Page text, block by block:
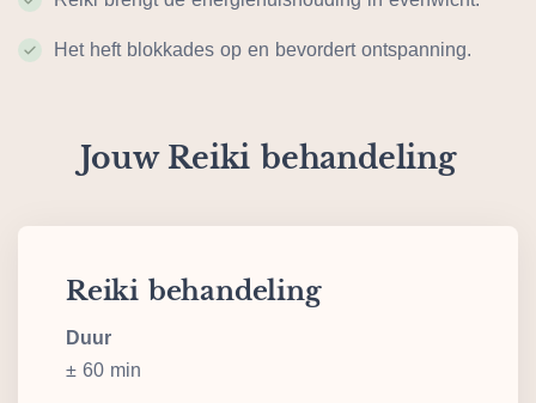
Het heft blokkades op en bevordert ontspanning.
Jouw Reiki behandeling
Reiki behandeling
Duur
± 60 min